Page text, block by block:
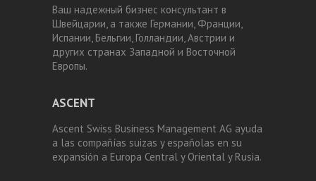
Ваш надежный бизнес консультант в
Швейцарии, а также Германии, Франции,
Испании, Бельгии, Голландии, Австрии и
других странах Западной и Восточной
Европы.
ASCENT
Ascent Swiss Business Management AG ayuda
a las compañías suizas y españolas en su
expansión a Europa Central y Oriental y Rusia.